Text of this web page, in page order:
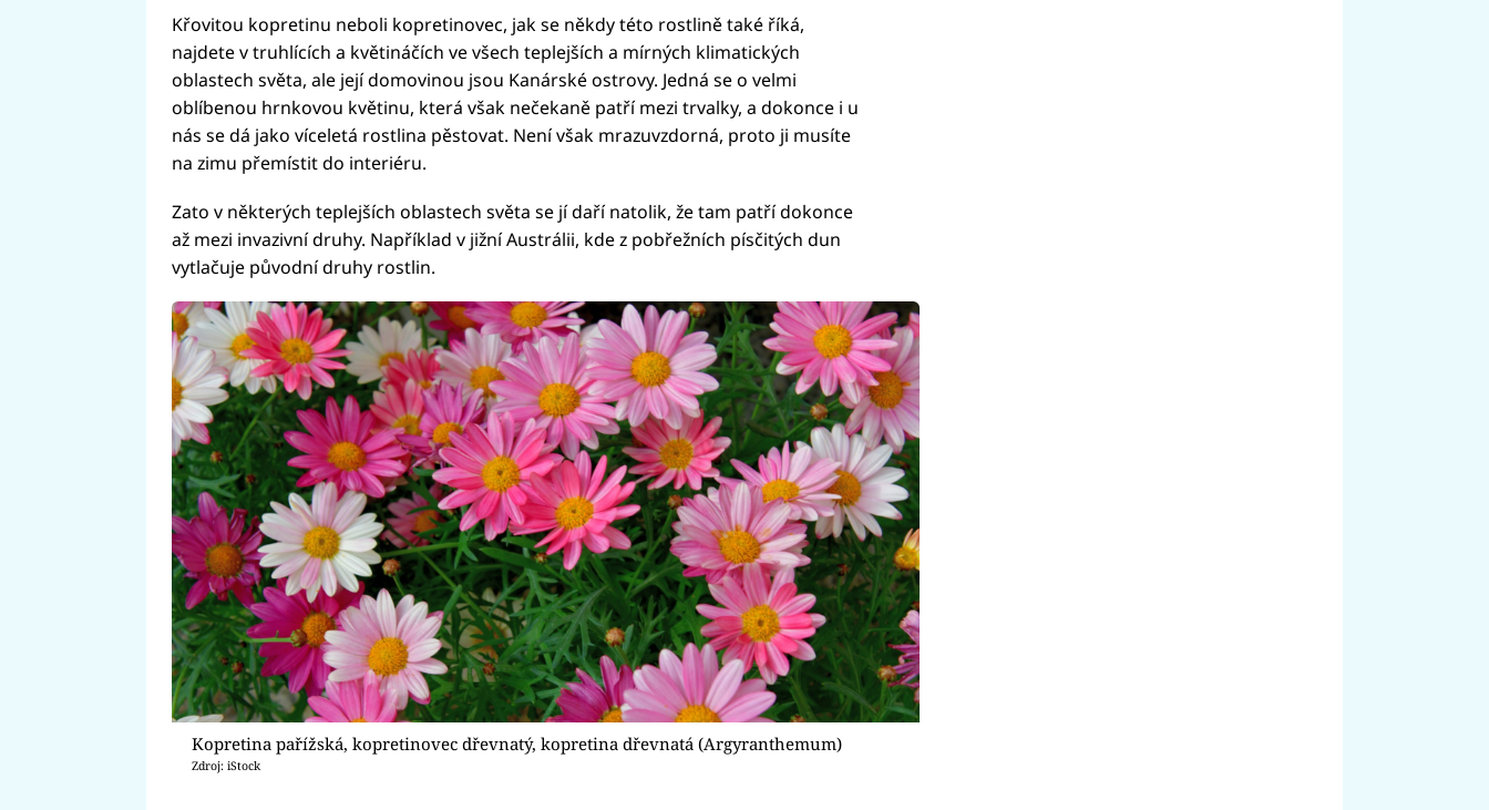
Křovitou kopretinu neboli kopretinovec, jak se někdy této rostlině také říká,
najdete v truhlících a květináčích ve všech teplejších a mírných klimatických
oblastech světa, ale její domovinou jsou Kanárské ostrovy. Jedná se o velmi
oblíbenou hrnkovou květinu, která však nečekaně patří mezi trvalky, a dokonce i u
nás se dá jako víceletá rostlina pěstovat. Není však mrazuvzdorná, proto ji musíte
na zimu přemístit do interiéru.
Zato v některých teplejších oblastech světa se jí daří natolik, že tam patří dokonce
až mezi invazivní druhy. Například v jižní Austrálii, kde z pobřežních písčitých dun
vytlačuje původní druhy rostlin.
Kopretina pařížská, kopretinovec dřevnatý, kopretina dřevnatá (Argyranthemum)
Zdroj: iStock